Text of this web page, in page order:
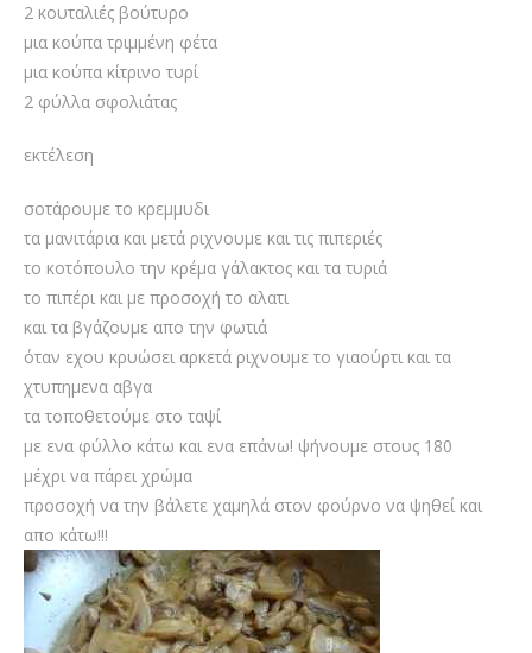
2 κουταλιές βούτυρο
μια κούπα τριμμένη φέτα
μια κούπα κίτρινο τυρί
2 φύλλα σφολιάτας
εκτέλεση
σοτάρουμε το κρεμμυδι
τα μανιτάρια και μετά ριχνουμε και τις πιπεριές
το κοτόπουλο την κρέμα γάλακτος και τα τυριά
το πιπέρι και με προσοχή το αλατι
και τα βγάζουμε απο την φωτιά
όταν εχου κρυώσει αρκετά ριχνουμε το γιαούρτι και τα
χτυπημενα αβγα
τα τοποθετούμε στο ταψί
με ενα φύλλο κάτω και ενα επάνω! ψήνουμε στους 180
μέχρι να πάρει χρώμα
προσοχή να την βάλετε χαμηλά στον φούρνο να ψηθεί και
απο κάτω!!!